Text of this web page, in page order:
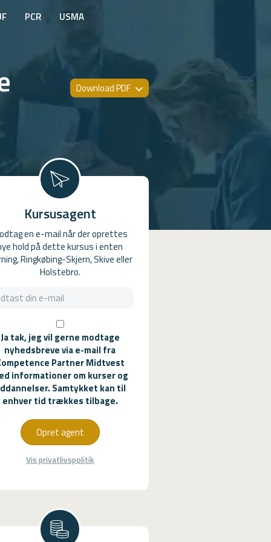
PCR USMA
Download PDF
Kursusagent
en e-mail når der oprettes
hold på dette kursus i enten
Ringkøbing-Skjern, Skive eller
Holstebro.
Ja tak, jeg vil gerne modtage
nyhedsbreve via e-mail fra
Partner Midtvest
informationer om kurser og
Samtykket kan til
enhver tid trækkes tilbage.
Opret agent
Vis privatlivspolitik